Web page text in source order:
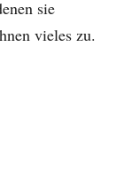
sie
vieles zu.